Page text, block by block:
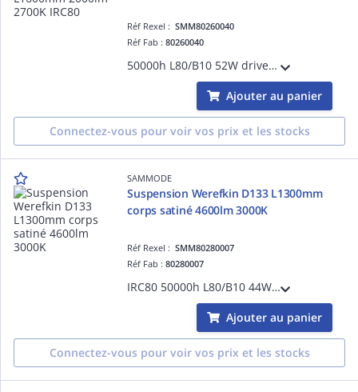
Réf Rexel :SMM80260040
Réf Fab :80260040
50000h L80/B10 52W driver gradable Casambi classe I 220-240V 50/60Hz Ta 30°C IP66/IP68/IP69K IK10 garantie 5 ans 650 °C inox marine 316L équipé de 3m de câble 3G1,5 grille à perforation rectangulaire Silver
Ajouter au panier
Connectez-vous pour voir vos prix et les stocks
SAMMODE
Suspension Werefkin D133 L1300mm
corps satiné 4600lm 3000K
Réf Rexel :SMM80280007
Réf Fab :80280007
IRC80 50000h L80/B10 44W driver ON/OFF Classe II 220-240V 0/50/60Hz Ta 35°C IP66/IP68/IP69K IK10 garantie 5 ans 650 °C bandeaux à grenouillère inox 304L 1 presse-étoupe laiton nickelé D5-14mm
Ajouter au panier
Connectez-vous pour voir vos prix et les stocks